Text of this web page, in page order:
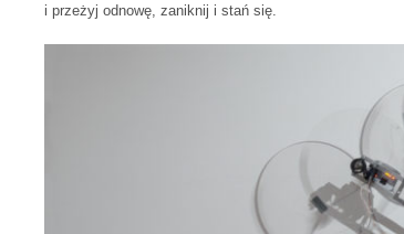
i przeżyj odnowę, zaniknij i stań się.